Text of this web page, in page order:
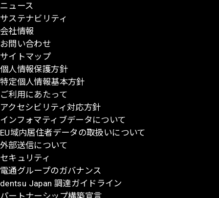
ニュース
サステナビリティ
会社情報
お問い合わせ
サイトマップ
個人情報保護方針
特定個人情報基本方針
ご利用にあたって
アクセシビリティ対応方針
インフォマティブデータについて
EU域内居住者データの取扱いについて
外部送信について
セキュリティ
電通グループのガバナンス
dentsu Japan 調達ガイドライン
パートナーシップ構築宣言